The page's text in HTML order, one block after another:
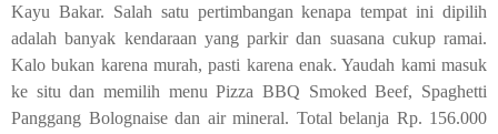
Kayu Bakar. Salah satu pertimbangan kenapa tempat ini dipilih
adalah banyak kendaraan yang parkir dan suasana cukup ramai.
Kalo bukan karena murah, pasti karena enak. Yaudah kami masuk
ke situ dan memilih menuPizza BBQ Smoked Beef, Spaghetti
Panggang Bolognaisedan air mineral. Total belanja Rp. 156.000